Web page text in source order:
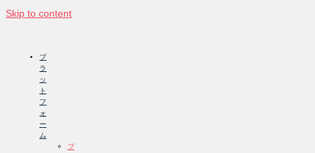
Skip to content
プ
ラ
ッ
ト
フ
ォ
ー
ム
プ